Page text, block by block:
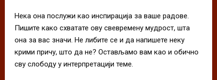
Нека она послужи као инспирација за ваше радове.
Пишите како схватате ову свевремену мудрост, шта
она за вас значи. Не либите се и да напишете неку
крими причу, што да не? Остављамо вам као и обично
сву слободу у интерпретацији теме.